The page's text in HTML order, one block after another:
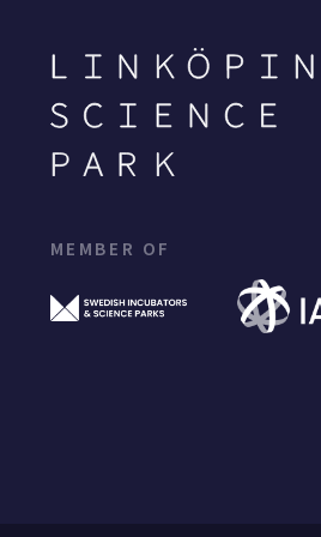
MEMBER OF